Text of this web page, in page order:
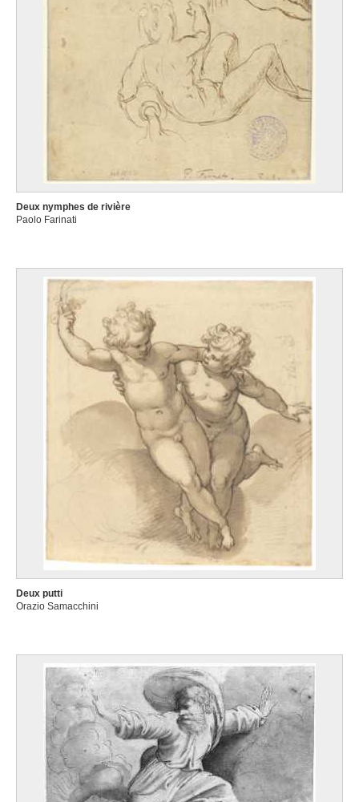
Deux nymphes de rivière
Paolo Farinati
Deux putti
Orazio Samacchini